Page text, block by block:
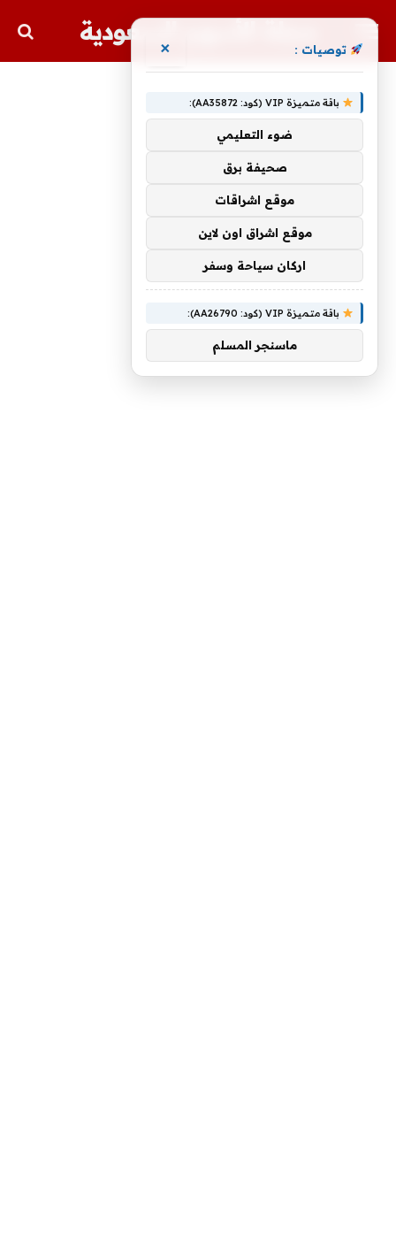
مجلة الأسهم السعودية
توصيات : ×
باقة متميزة VIP (كود: AA35872):
ضوء التعليمي
صحيفة برق
موقع اشراقات
موقع اشراق اون لاين
اركان سياحة وسفر
باقة متميزة VIP (كود: AA26790):
ماسنجر المسلم